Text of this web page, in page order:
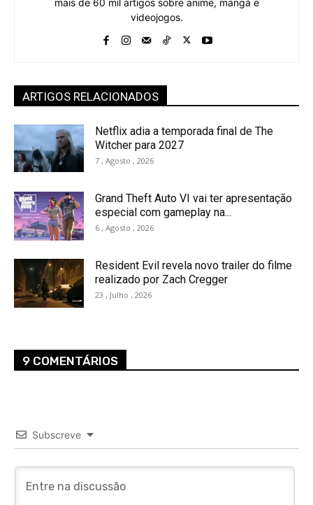
videojogos.
ARTIGOS RELACIONADOS
Netflix adia a temporada final de The
Witcher para 2027
7 , Agosto , 2026
Grand Theft Auto VI vai ter apresentação
especial com gameplay na...
6 , Agosto , 2026
Resident Evil revela novo trailer do filme
realizado por Zach Cregger
23 , Julho , 2026
9 COMENTÁRIOS
Subscreve